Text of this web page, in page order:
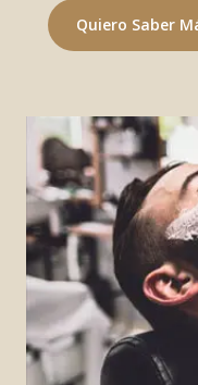
Quiero Saber